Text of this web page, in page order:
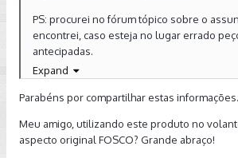
PS: procurei no fórum tópico sobre o
encontrei, caso esteja no lugar errado
antecipadas.
PS2: coloquei o link do amazon apenas
caso comprei tudo lá pq tive a felicidade de
Cera (externo):
Expand
Parabéns por compartilhar estas informações.
Meu amigo, utilizando este produto no
aspecto original FOSCO? Grande abraço!